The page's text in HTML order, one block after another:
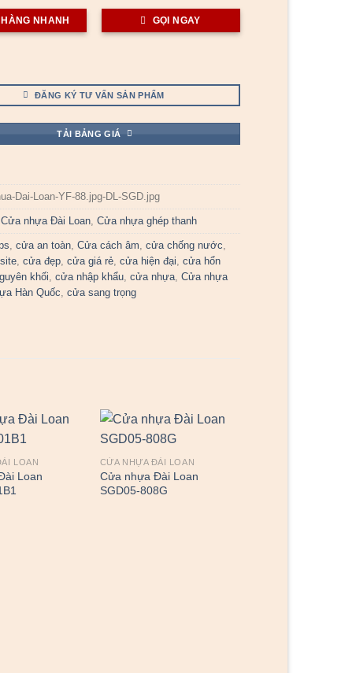
NHANH GỌI NGAY
ĐĂNG KÝ TƯ VẤN SẢN PHẨM
TẢI BẢNG GIÁ
Dai-Loan-YF-88.jpg-DL-SGD.jpg
Cửa nhựa Đài Loan,Cửa nhựa ghép thanh
,cửa an toàn,Cửa cách âm,cửa chống nước,
,cửa đẹp,cửa giá rẻ,cửa hiện đại,cửa hổn
khối,cửa nhập khẩu,cửa nhựa,Cửa nhựa
Hàn Quốc,cửa sang trọng
LOAN
Loan
CỬA NHỰA ĐÀI LOAN
Cửa nhựa Đài Loan
SGD05-808G